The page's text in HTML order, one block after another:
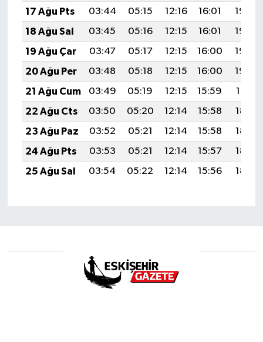
17 Ağu Pts
03:44 05:15 12:16 16:01
19:06
18 Ağu Sal
03:45 05:16 12:15 16:01
19:05
19 Ağu Çar
03:47 05:17 12:15 16:00
19:03
20 Ağu Per
03:48 05:18 12:15 16:00
19:02
21 Ağu Cum
03:49 05:19 12:15 15:59
19:01
22 Ağu Cts
03:50 05:20 12:14 15:58
18:59
23 Ağu Paz
03:52 05:21 12:14 15:58
18:58
24 Ağu Pts
03:53 05:21 12:14 15:57
18:57
25 Ağu Sal
03:54 05:22 12:14 15:56 18:55